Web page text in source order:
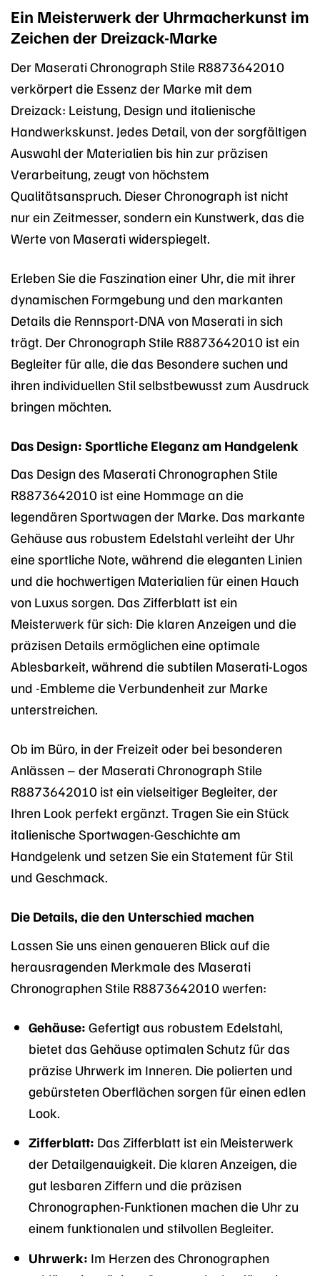
Ein Meisterwerk der Uhrmacherkunst im
Zeichen der Dreizack-Marke
Der Maserati Chronograph Stile R8873642010
verkörpert die Essenz der Marke mit dem
Dreizack: Leistung, Design und italienische
Handwerkskunst. Jedes Detail, von der sorgfältigen
Auswahl der Materialien bis hin zur präzisen
Verarbeitung, zeugt von höchstem
Qualitätsanspruch. Dieser Chronograph ist nicht
nur ein Zeitmesser, sondern ein Kunstwerk, das die
Werte von Maserati widerspiegelt.
Erleben Sie die Faszination einer Uhr, die mit ihrer
dynamischen Formgebung und den markanten
Details die Rennsport-DNA von Maserati in sich
trägt. Der Chronograph Stile R8873642010 ist ein
Begleiter für alle, die das Besondere suchen und
ihren individuellen Stil selbstbewusst zum Ausdruck
bringen möchten.
Das Design: Sportliche Eleganz am Handgelenk
Das Design des Maserati Chronographen Stile
R8873642010 ist eine Hommage an die
legendären Sportwagen der Marke. Das markante
Gehäuse aus robustem Edelstahl verleiht der Uhr
eine sportliche Note, während die eleganten Linien
und die hochwertigen Materialien für einen Hauch
von Luxus sorgen. Das Zifferblatt ist ein
Meisterwerk für sich: Die klaren Anzeigen und die
präzisen Details ermöglichen eine optimale
Ablesbarkeit, während die subtilen Maserati-Logos
und -Embleme die Verbundenheit zur Marke
unterstreichen.
Ob im Büro, in der Freizeit oder bei besonderen
Anlässen – der Maserati Chronograph Stile
R8873642010 ist ein vielseitiger Begleiter, der
Ihren Look perfekt ergänzt. Tragen Sie ein Stück
italienische Sportwagen-Geschichte am
Handgelenk und setzen Sie ein Statement für Stil
und Geschmack.
Die Details, die den Unterschied machen
Lassen Sie uns einen genaueren Blick auf die
herausragenden Merkmale des Maserati
Chronographen Stile R8873642010 werfen:
Gehäuse: Gefertigt aus robustem Edelstahl,
bietet das Gehäuse optimalen Schutz für das
präzise Uhrwerk im Inneren. Die polierten und
gebürsteten Oberflächen sorgen für einen edlen
Look.
Zifferblatt: Das Zifferblatt ist ein Meisterwerk
der Detailgenauigkeit. Die klaren Anzeigen, die
gut lesbaren Ziffern und die präzisen
Chronographen-Funktionen machen die Uhr zu
einem funktionalen und stilvollen Begleiter.
Uhrwerk: Im Herzen des Chronographen